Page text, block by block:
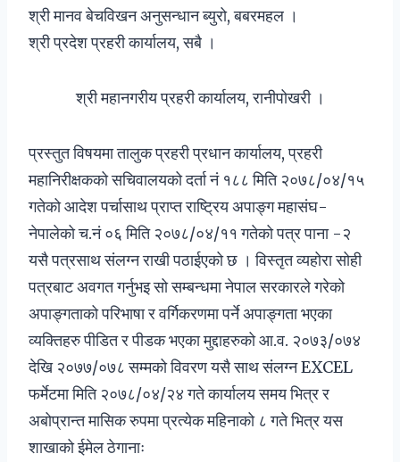
श्री मानव बेचविखन अनुसन्धान ब्युरो, बबरमहल ।
श्री प्रदेश प्रहरी कार्यालय, सबै ।
श्री महानगरीय प्रहरी कार्यालय, रानीपोखरी ।
प्रस्तुत विषयमा तालुक प्रहरी प्रधान कार्यालय, प्रहरी
महानिरीक्षकको सचिवालयको दर्ता नं १८८ मिति २०७८/०४/१५
गतेको आदेश पर्चासाथ प्राप्त राष्ट्रिय अपाङ्ग महासंघ-
नेपालेको च.नं ०६ मिति २०७८/०४/११ गतेको पत्र पाना -२
यसै पत्रसाथ संलग्न राखी पठाईएको छ । विस्तृत व्यहोरा सोही
पत्रबाट अवगत गर्नुभइ सो सम्बन्धमा नेपाल सरकारले गरेको
अपाङ्गताको परिभाषा र वर्गिकरणमा पर्ने अपाङ्गता भएका
व्यक्तिहरु पीडित र पीडक भएका मुद्दाहरुको आ.व. २०७३/०७४
देखि २०७७/०७८ सम्मको विवरण यसै साथ संलग्न EXCEL
फर्मेटमा मिति २०७८/०४/२४ गते कार्यालय समय भित्र र
अबोप्रान्त मासिक रुपमा प्रत्येक महिनाको ८ गते भित्र यस
शाखाको ईमेल ठेगानाः